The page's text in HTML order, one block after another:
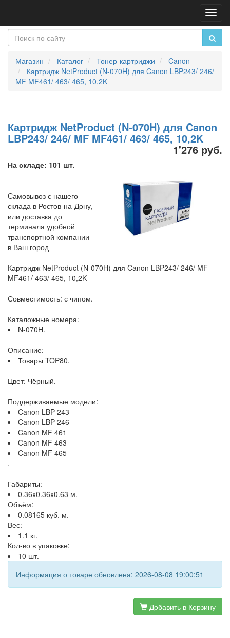
Магазин Каталог Тонер-картриджи
Canon
Картридж NetProduct (N-070H) для Canon LBP243/ 246/
MF MF461/ 463/ 465, 10,2K
Картридж NetProduct (N-070H) для Canon
LBP243/ 246/ MF MF461/ 463/ 465, 10,2K
1'276 руб.
На складе: 101 шт.
Самовывоз с нашего
склада в Ростов-на-Дону,
или доставка до
терминала удобной
транспортной компании
в Ваш город
Картридж NetProduct (N-070H) для Canon LBP243/ 246/ MF
MF461/ 463/ 465, 10,2K
Совместимость: с чипом.
Каталожные номера:
N-070H.
Описание:
Товары TOP80.
Цвет: Чёрный.
Поддерживаемые модели:
Canon LBP 243
Canon LBP 246
Canon MF 461
Canon MF 463
Canon MF 465
.
Габариты:
0.36x0.36x0.63 м.
Объём:
0.08165 куб. м.
Вес:
1.1 кг.
Кол-во в упаковке:
10 шт.
Информация о товаре обновлена: 2026-08-08 19:00:51
Добавить в Корзину